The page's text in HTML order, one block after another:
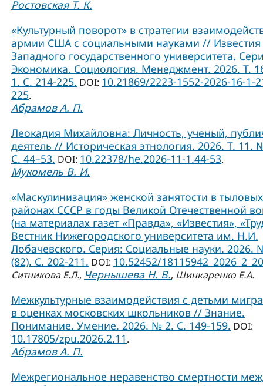
Ростовская Т. К.
«Культурный поворот» в стратегии
армии США с социальными науками //
Западного государственного университета.
Экономика. Социология. Менеджмент. 2026. Т.
1. С. 214-225. DOI: 10.21869/2223-1552-2026-16-1-
225.
Абрамов А. П.
Леокадия Михайловна: Личность, ученый,
деятель // Историческая этнология. 2026. Т. 11.
С. 44–53. DOI: 10.22378/he.2026-11-1.44-53.
Мукомель В. И.
«Маскулинизация» женской занятости в тыловых
районах СССР в годы Великой Отечественной
(на материалах газет «Правда», «Известия»,
Вестник Нижегородского университета им. Н.И.
Лобачевского. Серия: Социальные науки. 2026.
(82). С. 202-211. DOI: 10.52452/
Ситникова Е.Л., Чернышева Н. В., Шинкаренко Е.А.
Межкультурные взаимодействия с детьми
в оценках московских школьников // Знание.
Понимание. Умение. 2026. № 2. С. 149-159. DOI:
10.17805/zpu.2026.2.11.
Абрамов А. П.
Межрегиональное неравенство смертности